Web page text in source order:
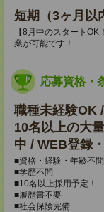
短期（3ヶ月以
【8月中のスタート
業が可能です！
応募資格・
職種未経験OK
10名以上の大
中 / WEB登録
■資格・経験・年齢不問
■学歴不問
■10名以上採用予定！
■履歴書不要
■社会保険完備